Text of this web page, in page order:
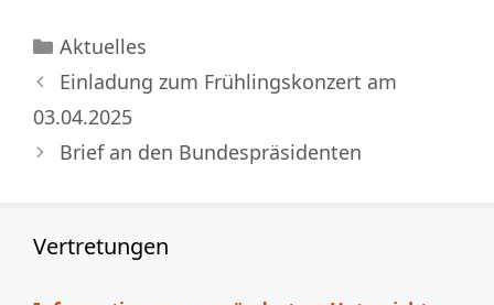
Kategorien
Aktuelles
Einladung zum Frühlingskonzert am
03.04.2025
Brief an den Bundespräsidenten
Vertretungen